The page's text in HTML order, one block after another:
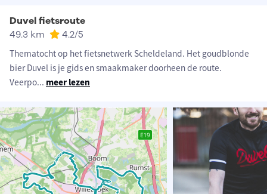
Duvel fietsroute
49.3 km 4.2/5
Thematocht op het fietsnetwerk Scheldeland. Het goudblonde
bier Duvel is je gids en smaakmaker doorheen de route.
Veerpo... meer lezen